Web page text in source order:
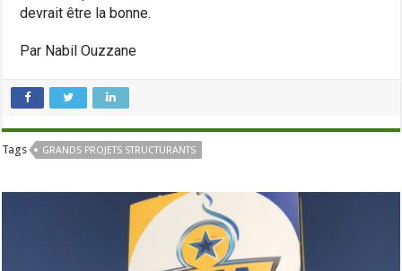
devrait être la bonne.
Par Nabil Ouzzane
Tags GRANDS PROJETS STRUCTURANTS